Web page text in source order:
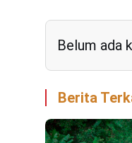
Belum ada
Berita